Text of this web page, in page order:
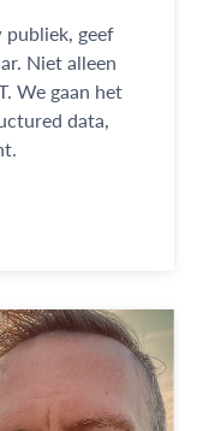
geef
Niet alleen
We gaan het
data,